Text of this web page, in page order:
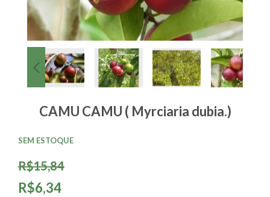
CAMU CAMU ( Myrciaria dubia.)
R$15,84
R$6,34
SEM ESTOQUE